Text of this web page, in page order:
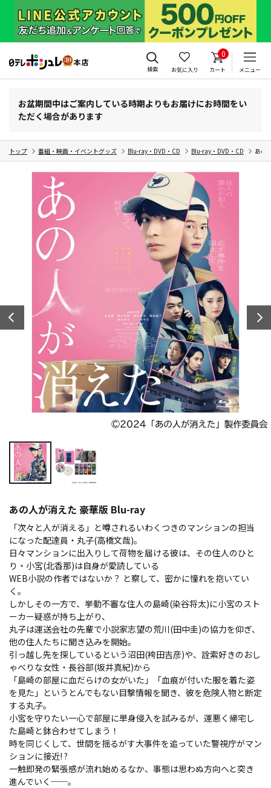
検索 お気に入り
0
カート メニュー
お盆期間中はご案内している時期よりもお届けにお時間をい
ただく場合があります
トップ 番組・映画・イベントグッズ Blu-ray・DVD・CD Blu-ray・DVD・CD あの
あの人が消えた 豪華版 Blu-ray
「次々と人が消える」と噂されるいわくつきのマンションの担当
になった配達員・丸子(高橋文哉)。
日々マンションに出入りして荷物を届ける彼は、その住人のひと
り・小宮(北香那)は自身が愛読している
WEB小説の作者ではないか？ と察して、密かに憧れを抱いてい
く。
しかしその一方で、挙動不審な住人の島崎(染谷将太)に小宮のスト
ーカー疑惑が持ち上がり、
丸子は運送会社の先輩で小説家志望の荒川(田中圭)の協力を仰ぎ、
他の住人たちに聞き込みを開始。
引っ越し先を探しているという沼田(袴田吉彦)や、詮索好きのおし
ゃべりな女性・長谷部(坂井真紀)から
「島崎の部屋に血だらけの女がいた」「血痕が付いた服を着た姿
を見た」というとんでもない目撃情報を聞き、彼を危険人物と断定
する丸子。
小宮を守りたい一心で部屋に単身侵入を試みるが、運悪く帰宅し
た島崎と鉢合わせてしまう！
時を同じくして、世間を揺るがす大事件を追っていた警視庁がマン
ションに接近! ?
一触即発の緊張感が流れ始めるなか、事態は思わぬ方向へと突き
進んでいく──。